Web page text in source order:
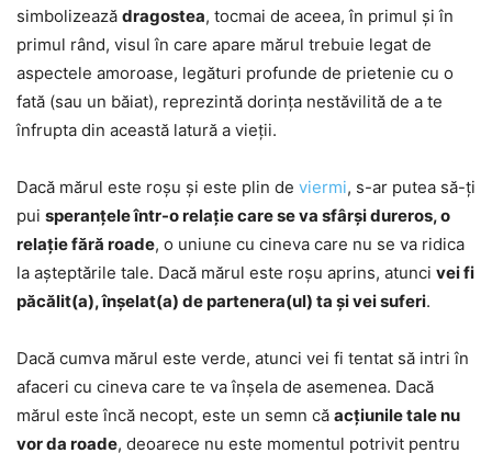
simbolizează dragostea, tocmai de aceea, în primul și în
primul rând, visul în care apare mărul trebuie legat de
aspectele amoroase, legături profunde de prietenie cu o
fată (sau un băiat), reprezintă dorința nestăvilită de a te
înfrupta din această latură a vieții.
Dacă mărul este roșu și este plin de viermi, s-ar putea să-ți
pui speranțele într-o relație care se va sfârși dureros, o
relație fără roade, o uniune cu cineva care nu se va ridica
la așteptările tale. Dacă mărul este roșu aprins, atunci vei fi
păcălit(a), înșelat(a) de partenera(ul) ta și vei suferi.
Dacă cumva mărul este verde, atunci vei fi tentat să intri în
afaceri cu cineva care te va înșela de asemenea. Dacă
mărul este încă necopt, este un semn că acțiunile tale nu
vor da roade, deoarece nu este momentul potrivit pentru